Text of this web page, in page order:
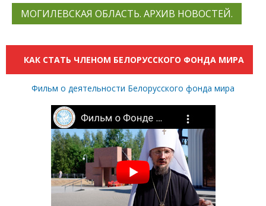
МОГИЛЕВСКАЯ ОБЛАСТЬ. АРХИВ НОВОСТЕЙ.
КАК СТАТЬ ЧЛЕНОМ БЕЛОРУССКОГО ФОНДА МИРА
Фильм о деятельности Белорусского фонда мира